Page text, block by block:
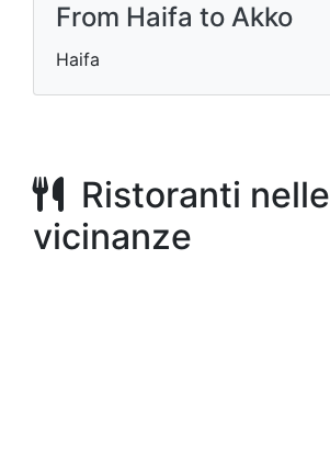
From Haifa to Akko
Haifa
Ristoranti nelle
vicinanze